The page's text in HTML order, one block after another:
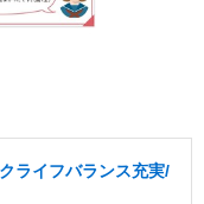
ライフバランス充実/